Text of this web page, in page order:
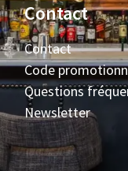
Contact
Contact
Code
Questions
Newsletter